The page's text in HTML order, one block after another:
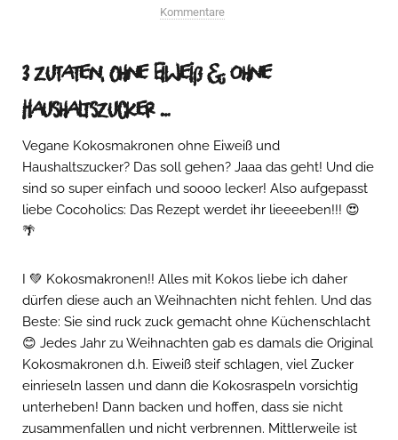
Kommentare
3 Zutaten, Ohne Eiweiß & ohne
Haushaltszucker …
Vegane Kokosmakronen ohne Eiweiß und
Haushaltszucker? Das soll gehen? Jaaa das geht! Und die
sind so super einfach und soooo lecker! Also aufgepasst
liebe Cocoholics: Das Rezept werdet ihr lieeeeben!!! 😍
🌴
I 💚 Kokosmakronen!! Alles mit Kokos liebe ich daher
dürfen diese auch an Weihnachten nicht fehlen. Und das
Beste: Sie sind ruck zuck gemacht ohne Küchenschlacht
😊 Jedes Jahr zu Weihnachten gab es damals die Original
Kokosmakronen d.h. Eiweiß steif schlagen, viel Zucker
einrieseln lassen und dann die Kokosraspeln vorsichtig
unterheben! Dann backen und hoffen, dass sie nicht
zusammenfallen und nicht verbrennen. Mittlerweile ist